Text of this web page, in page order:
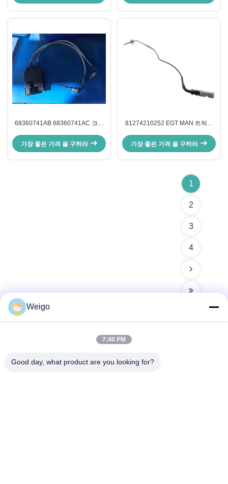
68360741AB 68360741AC 크라
시스템
가장 좋은 가격 을 구하라
81274210252 EGT MAN 트럭용
가장 좋은 가격 을 구하라
1
2
3
4
Weigo
7:40 PM
Good day, what product are you looking for?